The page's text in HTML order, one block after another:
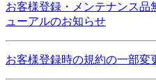
お客様登録・メンテナンス品
ューアルのお知らせ
お客様登録時の規約の一部変